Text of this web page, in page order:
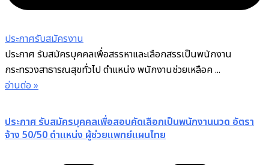
ประกาศรับสมัครงาน
ประกาศ รับสมัครบุคคลเพื่อสรรหาและเลือกสรรเป็นพนักงาน
กระทรวงสาธารณสุขทั่วไป ตำแหน่ง พนักงานช่วยเหลือค ...
อ่านต่อ »
ประกาศ รับสมัครบุคคลเพื่อสอบคัดเลือกเป็นพนักงานนวด อัตรา
จ้าง 50/50 ตำแหน่ง ผู้ช่วยแพทย์แผนไทย